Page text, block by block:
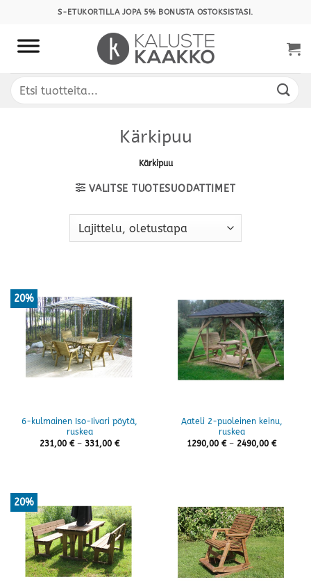
content
S-ETUKORTILLA JOPA 5% BONUSTA OSTOKSISTASI.
Etsi:
Kärkipuu
Kärkipuu
VALITSE TUOTESUODATTIMET
20%
6-kulmainen Iso-Iivari pöytä,
ruskea
231,00 € – 331,00 €Hintaluokka:
Aateli 2-puoleinen keinu,
ruskea
1290,00 € – 2490,00 €
20%